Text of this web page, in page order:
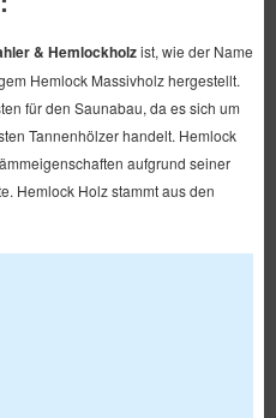
& Hemlockholzist, wie der Name
Hemlock Massivholz hergestellt.
für den Saunabau, da es sich um
Tannenhölzer handelt. Hemlock
aufgrund seiner
Hemlock Holz stammt aus den